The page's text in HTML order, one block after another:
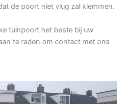
de poort niet vlug zal klemmen.
tuinpoort het beste bij uw
te raden om contact met ons